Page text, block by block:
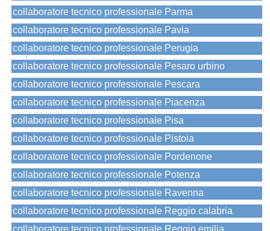
collaboratore tecnico professionale Parma
collaboratore tecnico professionale Pavia
collaboratore tecnico professionale Perugia
collaboratore tecnico professionale Pesaro urbino
collaboratore tecnico professionale Pescara
collaboratore tecnico professionale Piacenza
collaboratore tecnico professionale Pisa
collaboratore tecnico professionale Pistoia
collaboratore tecnico professionale Pordenone
collaboratore tecnico professionale Potenza
collaboratore tecnico professionale Ravenna
collaboratore tecnico professionale Reggio calabria
collaboratore tecnico professionale Reggio emilia